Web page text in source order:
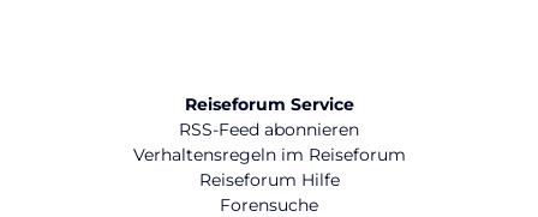
Reiseforum Service
RSS-Feed abonnieren
Verhaltensregeln im Reiseforum
Reiseforum Hilfe
Forensuche